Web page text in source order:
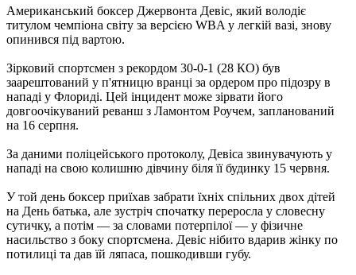
Американський боксер Джервонта Девіс, який володіє
титулом чемпіона світу за версією WBA у легкій вазі, знову
опинився під вартою.
Зірковий спортсмен з рекордом 30-0-1 (28 КО) був
заарештований у п'ятницю вранці за ордером про підозру в
нападі у Флориді. Цей інцидент може зірвати його
довгоочікуваний реванш з Ламонтом Роучем, запланований
на 16 серпня.
За даними поліцейського протоколу, Девіса звинувачують у
нападі на свою колишню дівчину біля її будинку 15 червня.
У той день боксер приїхав забрати їхніх спільних двох дітей
на День батька, але зустріч спочатку переросла у словесну
сутичку, а потім — за словами потерпілої — у фізичне
насильство з боку спортсмена. Девіс нібито вдарив жінку по
потилиці та дав їй ляпаса, пошкодивши губу.